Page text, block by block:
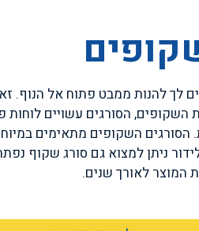
לך להנות ממבט פתוח אל הנוף.
הסורגים השקופים מתאימים
ניתן למצוא גם סורג שקוף
המוצר לאורך שנים.